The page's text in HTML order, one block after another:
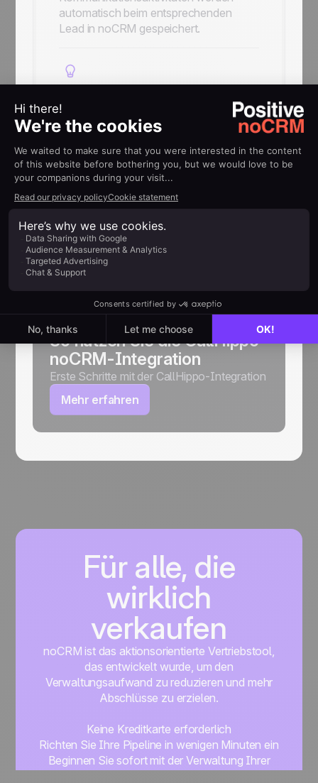
automatisch beim entsprechenden
Lead in noCRM gespeichert.
Kontakte jederzeit
anrufbereit
Kontakte werden zwischen noCRM und
dadurch direkt im CallHippo-Dialer zur
Verfügung.
Implementierungsleitfäden
So nutzen Sie die CallHippo
noCRM-Integration
Erste Schritte mit der CallHippo-Integration
Mehr erfahren
Für alle, die
wirklich
verkaufen
noCRM ist das aktionsorientierte Vertriebstool,
das entwickelt wurde, um den
Verwaltungsaufwand zu reduzieren und mehr
Abschlüsse zu erzielen.
Keine Kreditkarte erforderlich
Richten Sie Ihre Pipeline in wenigen Minuten ein
Beginnen Sie sofort mit der Verwaltung Ihrer